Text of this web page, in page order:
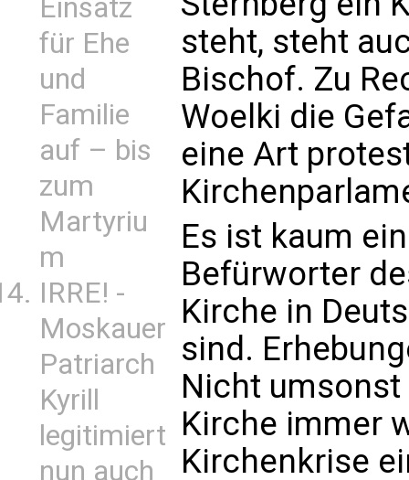
Einsatz
für Ehe
und
Familie
auf – bis
zum
Martyriu
m
IRRE! -
Moskauer
Patriarch
Kyrill
legitimiert
nun auch
steht, steht
Bischof. Zu
Woelki die
eine Art
Es ist kaum
Befürworter
Kirche in
sind.
Nicht
Kirche immer
Kirchenkrise